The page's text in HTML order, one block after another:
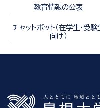
教育情報の公表
チャットボット（在学生・受験
向け）